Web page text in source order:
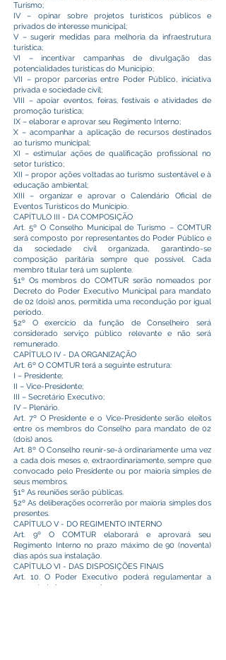
Turismo;
IV – opinar sobre projetos turísticos públicos e
privados de interesse municipal;
V – sugerir medidas para melhoria da infraestrutura
turística;
VI – incentivar campanhas de divulgação das
potencialidades turísticas do Município;
VII – propor parcerias entre Poder Público, iniciativa
privada e sociedade civil;
VIII – apoiar eventos, feiras, festivais e atividades de
promoção turística;
IX – elaborar e aprovar seu Regimento Interno;
X – acompanhar a aplicação de recursos destinados
ao turismo municipal;
XI – estimular ações de qualificação profissional no
setor turístico;
XII – propor ações voltadas ao turismo sustentável e à
educação ambiental;
XIII – organizar e aprovar o Calendário Oficial de
Eventos Turísticos do Município.
CAPÍTULO III - DA COMPOSIÇÃO
Art. 5º O Conselho Municipal de Turismo – COMTUR
será composto por representantes do Poder Público e
da sociedade civil organizada, garantindo-se
composição paritária sempre que possível. Cada
membro titular terá um suplente.
§1º Os membros do COMTUR serão nomeados por
Decreto do Poder Executivo Municipal para mandato
de 02 (dois) anos, permitida uma recondução por igual
período.
§2º O exercício da função de Conselheiro será
considerado serviço público relevante e não será
remunerado.
CAPÍTULO IV - DA ORGANIZAÇÃO
Art. 6º O COMTUR terá a seguinte estrutura:
I – Presidente;
II – Vice-Presidente;
III – Secretário Executivo;
IV – Plenário.
Art. 7º O Presidente e o Vice-Presidente serão eleitos
entre os membros do Conselho para mandato de 02
(dois) anos.
Art. 8º O Conselho reunir-se-á ordinariamente uma vez
a cada dois meses e, extraordinariamente, sempre que
convocado pelo Presidente ou por maioria simples de
seus membros.
§1º As reuniões serão públicas.
§2º As deliberações ocorrerão por maioria simples dos
presentes.
CAPÍTULO V - DO REGIMENTO INTERNO
Art. 9º O COMTUR elaborará e aprovará seu
Regimento Interno no prazo máximo de 90 (noventa)
dias após sua instalação.
CAPÍTULO VI - DAS DISPOSIÇÕES FINAIS
Art. 10. O Poder Executivo poderá regulamentar a
presente Lei no que couber.